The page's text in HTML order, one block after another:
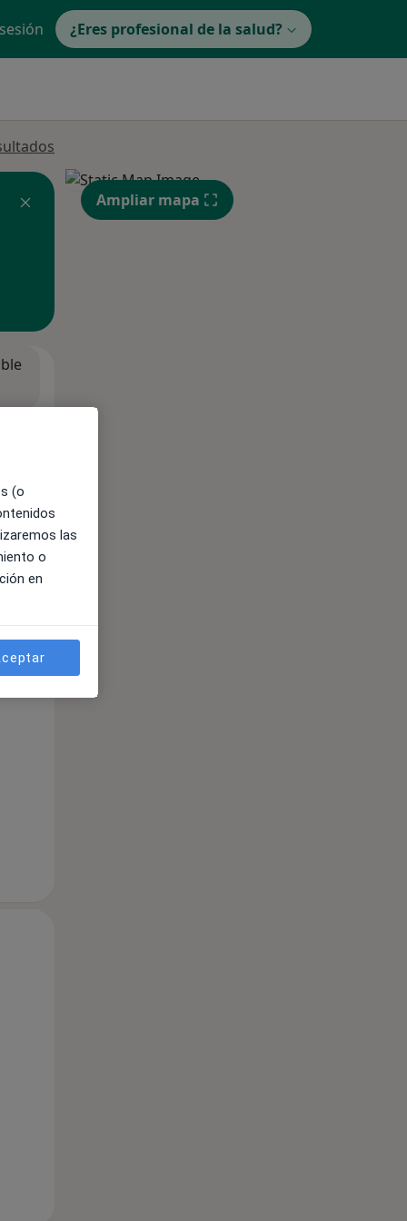
¿Eres profesional de la salud?
Ampliar mapa
(o
las
o
en